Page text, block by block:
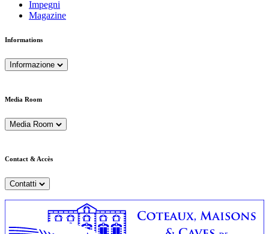
Impegni
Magazine
Informations
Informazione
Media Room
Media Room
Contact & Accès
Contatti